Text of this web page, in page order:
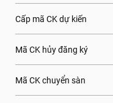
Cấp mã CK dự kiến
Mã CK hủy đăng ký
Mã CK chuyển sàn